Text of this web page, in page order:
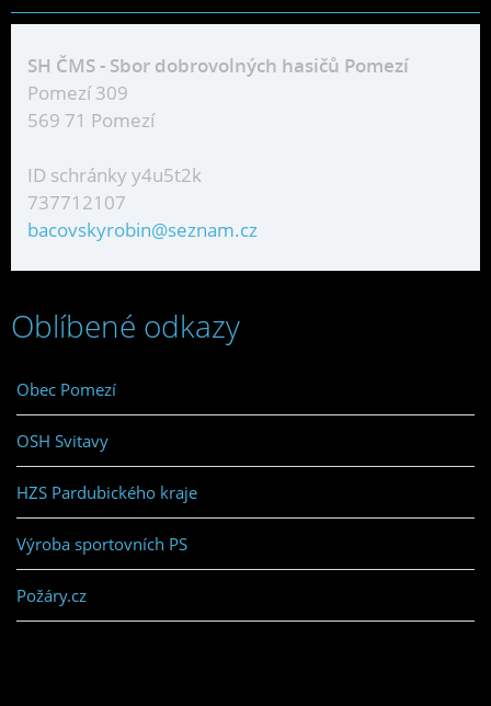
SH ČMS - Sbor dobrovolných hasičů Pomezí
Pomezí 309
569 71 Pomezí
ID schránky y4u5t2k
737712107
bacovskyrobin@seznam.cz
Oblíbené odkazy
Obec Pomezí
OSH Svitavy
HZS Pardubického kraje
Výroba sportovních PS
Požáry.cz